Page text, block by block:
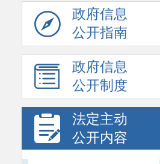
政府信息
公开指南
政府信息
公开制度
法定主动
公开内容